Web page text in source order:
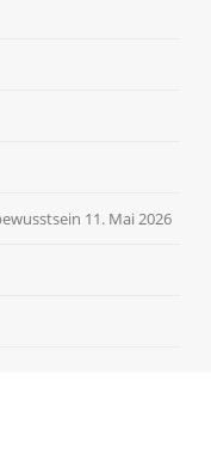
11. Mai 2026